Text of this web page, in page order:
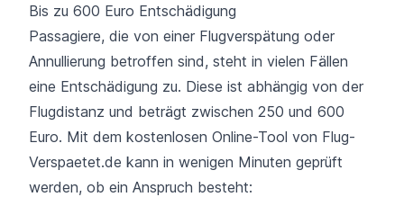
Bis zu 600 Euro Entschädigung
Passagiere, die von einer Flugverspätung oder
Annullierung betroffen sind, steht in vielen Fällen
eine Entschädigung zu. Diese ist abhängig von der
Flugdistanz und beträgt zwischen 250 und 600
Euro. Mit dem kostenlosen Online-Tool von Flug-
Verspaetet.de kann in wenigen Minuten geprüft
werden, ob ein Anspruch besteht: